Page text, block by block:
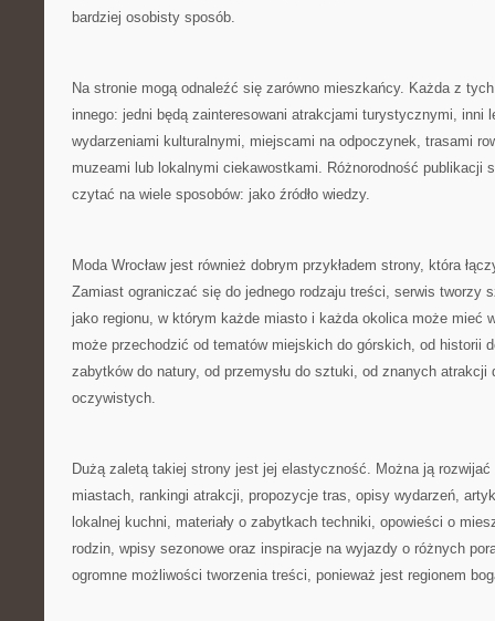
bardziej osobisty sposób.
Na stronie mogą odnaleźć się zarówno mieszkańcy. Każda z
innego: jedni będą zainteresowani atrakcjami turystycznymi, inni
wydarzeniami kulturalnymi, miejscami na odpoczynek, trasami
muzeami lub lokalnymi ciekawostkami. Różnorodność publikacji
czytać na wiele sposobów: jako źródło wiedzy.
Moda Wrocław jest również dobrym przykładem strony, która
Zamiast ograniczać się do jednego rodzaju treści, serwis tworzy
jako regionu, w którym każde miasto i każda okolica może mieć
może przechodzić od tematów miejskich do górskich, od historii
zabytków do natury, od przemysłu do sztuki, od znanych atrakcji
oczywistych.
Dużą zaletą takiej strony jest jej elastyczność. Można ją rozwijać
miastach, rankingi atrakcji, propozycje tras, opisy wydarzeń,
lokalnej kuchni, materiały o zabytkach techniki, opowieści o
rodzin, wpisy sezonowe oraz inspiracje na wyjazdy o różnych
ogromne możliwości tworzenia treści, ponieważ jest regionem